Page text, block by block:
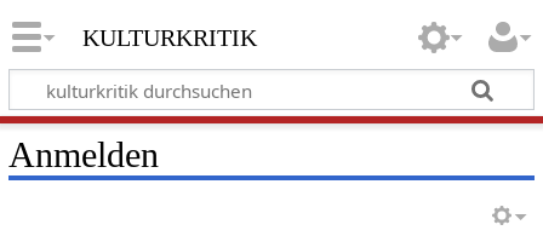
kulturkritik
Anmelden